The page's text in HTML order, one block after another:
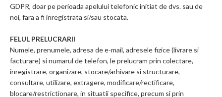
GDPR, doar pe perioada apelului telefonic initiat de dvs. sau de
noi, fara a fi inregistrata si/sau stocata.
FELUL PRELUCRARII
Numele, prenumele, adresa de e-mail, adresele fizice (livrare si
facturare) si numarul de telefon, le prelucram prin colectare,
inregistrare, organizare, stocare/arhivare si structurare,
consultare, utilizare, extragere, modificare/rectificare,
blocare/restrictionare, in situatii specifice, precum si prin